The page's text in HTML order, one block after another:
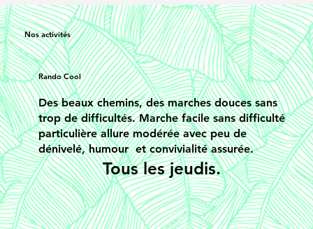
Nos activités
Rando Cool
Des beaux chemins, des marches douces sans
trop de difficultés. Marche facile sans difficulté
particulière allure modérée avec peu de
dénivelé, humour et convivialité assurée.
Tous les jeudis.